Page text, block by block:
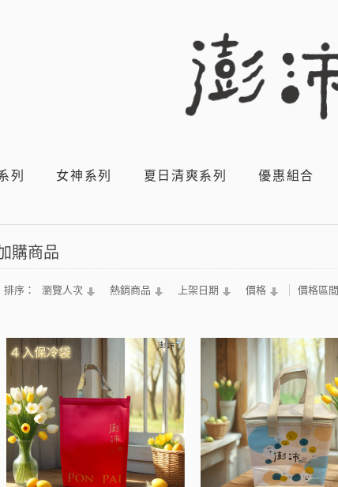
列 女神系列 夏日清爽系列 優惠組合
購商品
排序： 瀏覽人次 熱銷商品 上架日期 價格 價格區間